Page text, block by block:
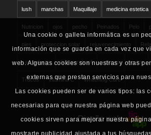
lush manchas Maquillaje medicina estetica
Nutricion ojos pecho Peinados Pelo
pies proteccion solar rejuvenecimiento
san valentin Schwarzkopf solares sudor
Trucos vitamina C Whitening Care
Diseño web
Una cookie o galleta informática es un
información que se guarda en cada vez que
web. Algunas cookies son nuestras y otras
externas que prestan servicios para
Las cookies pueden ser de varios tipos: las
necesarias para que nuestra página web
cookies sirven para mejorar nuestra
mostrarte publicidad ajustada a tus